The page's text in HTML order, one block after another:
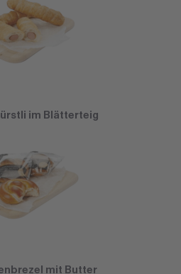
im Blätterteig
mit Butter